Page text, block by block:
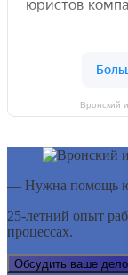
Вронский
— Нужна помощь
25-летний опыт
процессах.
Обсудить ваше дело